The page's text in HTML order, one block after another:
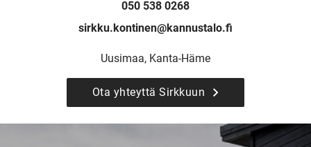
050 538 0268
sirkku.kontinen@kannustalo.fi
Uusimaa, Kanta-Häme
Ota yhteyttä Sirkkuun
UUSI